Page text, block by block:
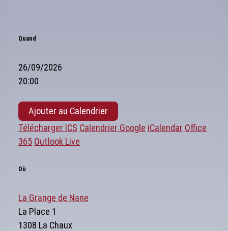
Quand
26/09/2026
20:00
Ajouter au Calendrier
Télécharger ICS Calendrier Google iCalendar Office
365 Outlook Live
Où
La Grange de Nane
La Place 1
1308 La Chaux